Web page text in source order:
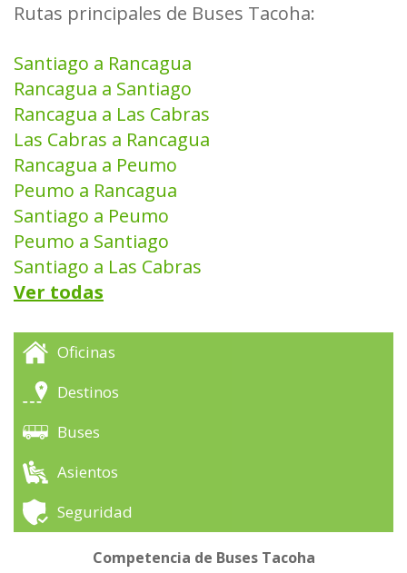
Rutas principales de Buses Tacoha:
Santiago a Rancagua
Rancagua a Santiago
Rancagua a Las Cabras
Las Cabras a Rancagua
Rancagua a Peumo
Peumo a Rancagua
Santiago a Peumo
Peumo a Santiago
Santiago a Las Cabras
Ver todas
Oficinas
Destinos
Buses
Asientos
Seguridad
Competencia de Buses Tacoha